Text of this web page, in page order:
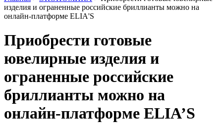
изделия и ограненные российские бриллианты можно на
онлайн-платформе ELIA'S
Приобрести готовые
ювелирные изделия и
ограненные российские
бриллианты можно на
онлайн-платформе ELIA’S